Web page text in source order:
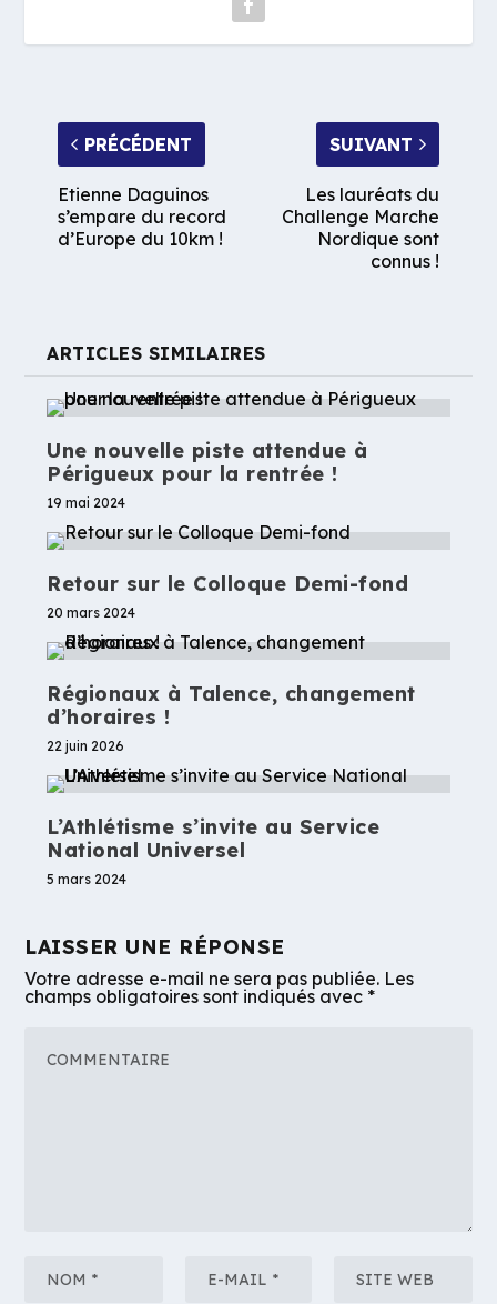
PRÉCÉDENT
Etienne Daguinos
s’empare du record
d’Europe du 10km !
SUIVANT
Les lauréats du
Challenge Marche
Nordique sont
connus !
ARTICLES SIMILAIRES
Une nouvelle piste attendue à
Périgueux pour la rentrée !
19 mai 2024
Retour sur le Colloque Demi-fond
20 mars 2024
Régionaux à Talence, changement
d’horaires !
22 juin 2026
L’Athlétisme s’invite au Service
National Universel
5 mars 2024
LAISSER UNE RÉPONSE
Votre adresse e-mail ne sera pas publiée. Les
champs obligatoires sont indiqués avec *